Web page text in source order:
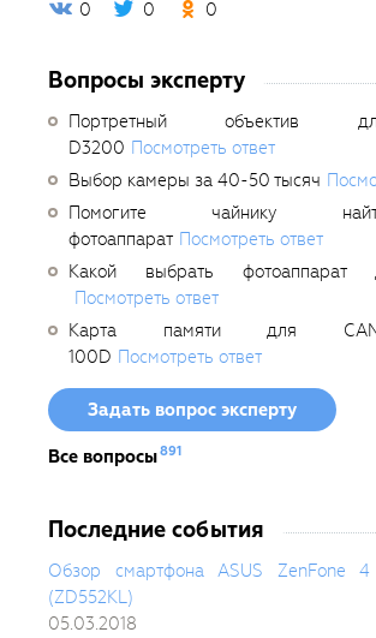
0 0 0
Вопросы эксперту
Портретный объектив
D3200 Посмотреть ответ
Выбор камеры за 40-50 тысяч
Помогите чайнику
фотоаппарат Посмотреть ответ
Какой выбрать фотоаппарат
Посмотреть ответ
Карта памяти для
100D Посмотреть ответ
Задать вопрос эксперту
Все вопросы891
Последние события
Обзор смартфона ASUS ZenFone
(ZD552KL)
05.03.2018